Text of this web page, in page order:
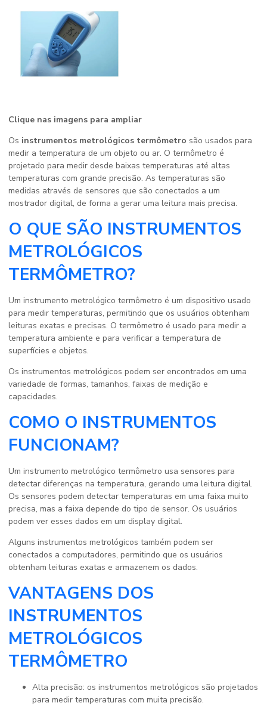
Clique nas imagens para ampliar
Os instrumentos metrológicos termômetro são usados para
medir a temperatura de um objeto ou ar. O termômetro é
projetado para medir desde baixas temperaturas até altas
temperaturas com grande precisão. As temperaturas são
medidas através de sensores que são conectados a um
mostrador digital, de forma a gerar uma leitura mais precisa.
O QUE SÃO INSTRUMENTOS
METROLÓGICOS
TERMÔMETRO?
Um instrumento metrológico termômetro é um dispositivo usado
para medir temperaturas, permitindo que os usuários obtenham
leituras exatas e precisas. O termômetro é usado para medir a
temperatura ambiente e para verificar a temperatura de
superfícies e objetos.
Os instrumentos metrológicos podem ser encontrados em uma
variedade de formas, tamanhos, faixas de medição e
capacidades.
COMO O INSTRUMENTOS
FUNCIONAM?
Um instrumento metrológico termômetro usa sensores para
detectar diferenças na temperatura, gerando uma leitura digital.
Os sensores podem detectar temperaturas em uma faixa muito
precisa, mas a faixa depende do tipo de sensor. Os usuários
podem ver esses dados em um display digital.
Alguns instrumentos metrológicos também podem ser
conectados a computadores, permitindo que os usuários
obtenham leituras exatas e armazenem os dados.
VANTAGENS DOS
INSTRUMENTOS
METROLÓGICOS
TERMÔMETRO
Alta precisão: os instrumentos metrológicos são projetados
para medir temperaturas com muita precisão.